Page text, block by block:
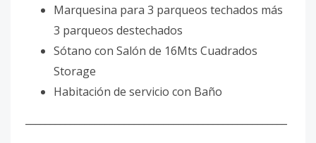
Marquesina para 3 parqueos techados más
3 parqueos destechados
Sótano con Salón de 16Mts Cuadrados
Storage
Habitación de servicio con Baño